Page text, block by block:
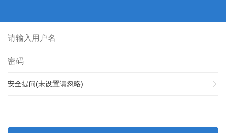
安全提问(未设置请忽略)